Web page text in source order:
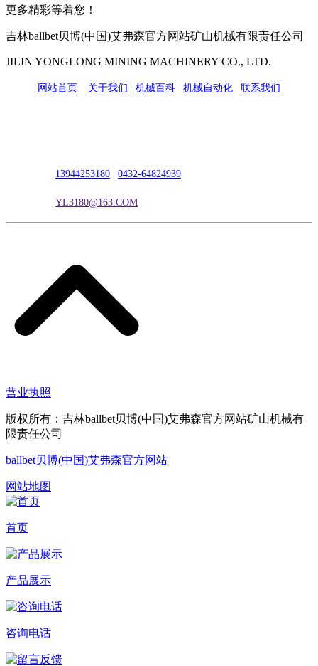
更多精彩等着您！
吉林ballbet贝博(中国)艾弗森官方网站矿山机械有限责任公司
JILIN YONGLONG MINING MACHINERY CO., LTD.
网站首页 关于我们 机械百科 机械自动化 联系我们
13944253180 0432-64824939
YL3180@163.COM
营业执照
版权所有：吉林ballbet贝博(中国)艾弗森官方网站矿山机械有
限责任公司
ballbet贝博(中国)艾弗森官方网站
网站地图
首页
产品展示
咨询电话